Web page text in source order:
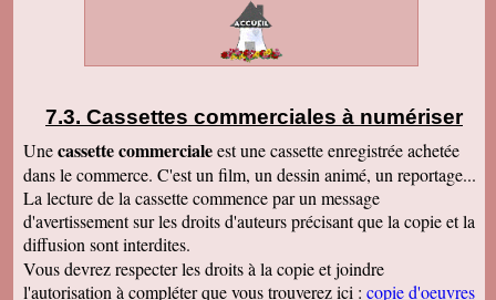
Cassettes commerciales à numériser
Unecassette commercialeest une cassette enregistrée achetée
dans le commerce. C'est un film, un dessin animé, un reportage...
La lecture de la cassette commence par un message
d'avertissement sur les droits d'auteurs précisant que la copie et la
diffusion sont interdites.
Vous devrez respecter les droits à la copie et joindre
l'autorisation à compléter que vous trouverez ici : copie d'oeuvres